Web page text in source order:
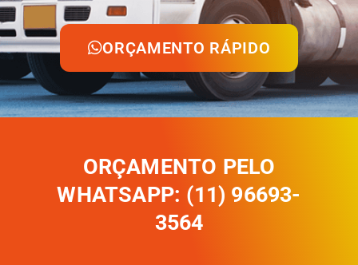
ORÇAMENTO RÁPIDO
ORÇAMENTO PELO
WHATSAPP: (11) 96693-
3564